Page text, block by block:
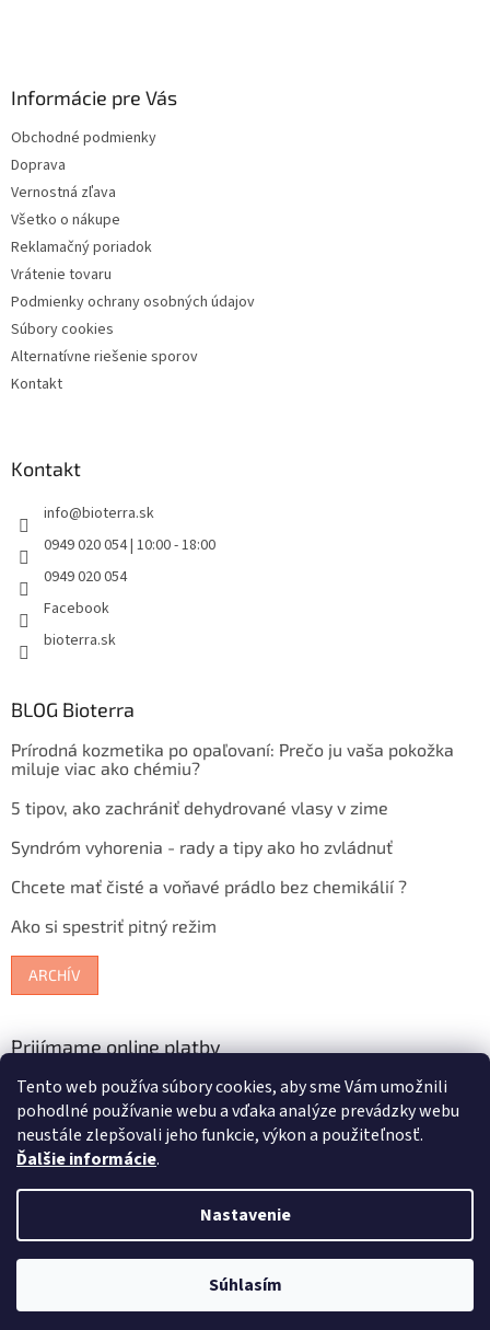
Tento web používa súbory cookies, aby sme Vám umožnili
pohodlné používanie webu a vďaka analýze prevádzky webu
neustále zlepšovali jeho funkcie, výkon a použiteľnosť.
Ďalšie informácie.
Nastavenie
Súhlasím
Informácie pre Vás
Obchodné podmienky
Doprava
Vernostná zľava
Všetko o nákupe
Reklamačný poriadok
Vrátenie tovaru
Podmienky ochrany osobných údajov
Súbory cookies
Alternatívne riešenie sporov
Kontakt
Kontakt
info@bioterra.sk
0949 020 054 | 10:00 - 18:00
0949 020 054
Facebook
bioterra.sk
BLOG Bioterra
Prírodná kozmetika po opaľovaní: Prečo ju vaša pokožka
miluje viac ako chémiu?
5 tipov, ako zachrániť dehydrované vlasy v zime
Syndróm vyhorenia - rady a tipy ako ho zvládnuť
Chcete mať čisté a voňavé prádlo bez chemikálií ?
Ako si spestriť pitný režim
ARCHÍV
Prijímame online platby
Copyright 2026Bioterra.sk. Všetky práva vyhradené.Upraviť
nastavenie cookies